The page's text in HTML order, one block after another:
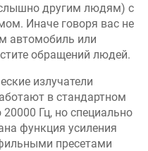
другим людям) с
Иначе говоря вас не
автомобиль или
обращений людей.
излучатели
в стандартном
Гц, но специально
функция усиления
пресетами